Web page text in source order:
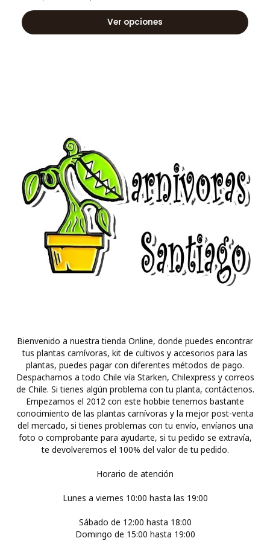
Ver opciones
Bienvenido a nuestra tienda Online, donde puedes encontrar
tus plantas carnívoras, kit de cultivos y accesorios para las
plantas, puedes pagar con diferentes métodos de pago.
Despachamos a todo Chile vía Starken, Chilexpress y correos
de Chile. Si tienes algún problema con tu planta, contáctenos.
Empezamos el 2012 con este hobbie tenemos bastante
conocimiento de las plantas carnívoras y la mejor post-venta
del mercado, si tienes problemas con tu envío, envíanos una
foto o comprobante para ayudarte, si tu pedido se extravía,
te devolveremos el 100% del valor de tu pedido.
Horario de atención
Lunes a viernes 10:00 hasta las 19:00
Sábado de 12:00 hasta 18:00
Domingo de 15:00 hasta 19:00